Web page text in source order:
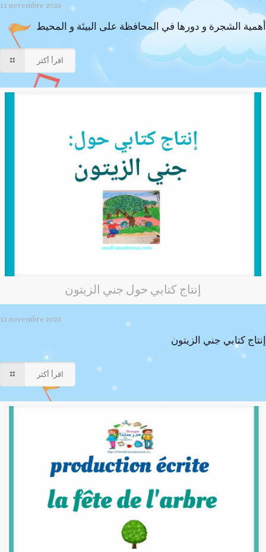
11 novembre 2023
أهمية الشجرة و دورها في المحافظة على البيئة و المحيط
اقرأ أكثر
إنتاج كتابي حول جني الزيتون
11 novembre 2023
إنتاج كتابي جني الزيتون
اقرأ أكثر